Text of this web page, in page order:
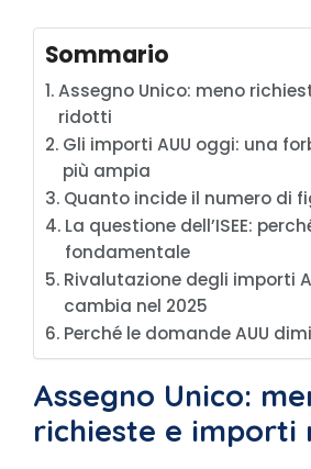
Sommario
Assegno Unico: meno
ridotti
Gli importi AUU oggi: una
più ampia
Quanto incide il numero di
La questione dell’ISEE:
fondamentale
Rivalutazione degli importi
cambia nel 2025
Perché le domande AUU
Assegno Unico:
richieste e importi